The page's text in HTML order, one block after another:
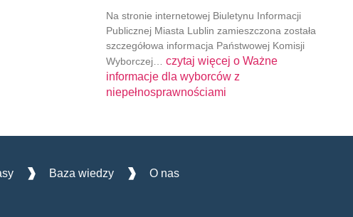
Na stronie internetowej Biuletynu Informacji
Publicznej Miasta Lublin zamieszczona została
szczegółowa informacja Państwowej Komisji
Wyborczej… czytaj więcej oWażne
informacje dla wyborców z
niepełnosprawnościami
Baza wiedzy O nas